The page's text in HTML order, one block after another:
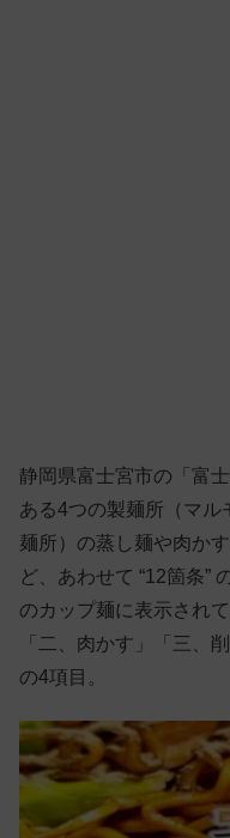
静岡県富士宮市の「富
ある4つの製麺所（マル
麺所）の蒸し麺や肉か
ど、あわせて “12箇条”
のカップ麺に表示され
「二、肉かす」「三、
の4項目。